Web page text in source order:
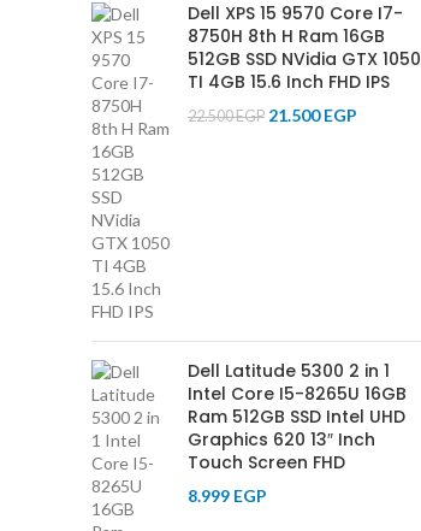
Dell XPS 15 9570 Core I7-
8750H 8th H Ram 16GB
512GB SSD NVidia GTX 1050
TI 4GB 15.6 Inch FHD IPS
22.500EGP 21.500EGP
Dell Latitude 5300 2 in 1
Intel Core I5-8265U 16GB
Ram 512GB SSD Intel UHD
Graphics 620 13″ Inch
Touch Screen FHD
8.999 EGP